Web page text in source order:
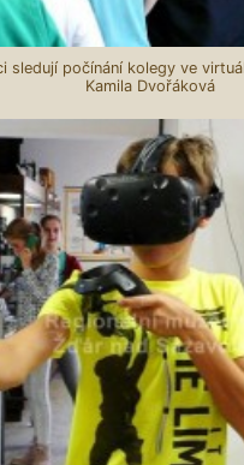
sledují počínání kolegy ve
Kamila Dvořáková